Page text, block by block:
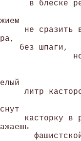
в блеске
не сразить
без шпаги,
литр
касторку в